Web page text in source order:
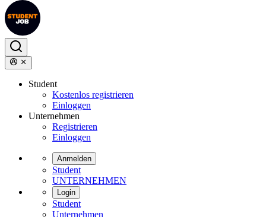
Student
Kostenlos registrieren
Einloggen
Unternehmen
Registrieren
Einloggen
Anmelden
Student
UNTERNEHMEN
Login
Student
Unternehmen